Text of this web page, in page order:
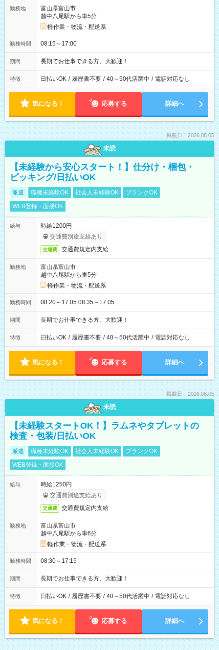
勤務地
富山県富山市
越中八尾駅から車5分
軽作業・物流・配送系
勤務時間 08:15～17:00
期間 長期でお仕事できる方、大歓迎！
特徴 日払いOK / 履歴書不要 / 40～50代活躍中 / 電話対応なし
気になる！ 応募する 詳細へ
掲載日：2026.08.05
未読
【未経験から安心スタート！】仕分け・梱包・
ピッキング/日払いOK
派遣 職種未経験OK 社会人未経験OK
ブランクOK
WEB登録・面接OK
給与
時給1200円
交通費別途支給あり
交通費 交通費規定内支給
勤務地
富山県富山市
越中八尾駅から車5分
軽作業・物流・配送系
勤務時間 08:20～17:05 08:35～17:05
期間 長期でお仕事できる方、大歓迎！
特徴 日払いOK / 履歴書不要 / 40～50代活躍中 / 電話対応なし
気になる！ 応募する 詳細へ
掲載日：2026.08.05
未読
【未経験スタートOK！】ラムネやタブレットの
検査・包装/日払いOK
派遣 職種未経験OK 社会人未経験OK
ブランクOK
WEB登録・面接OK
給与
時給1250円
交通費別途支給あり
交通費 交通費規定内支給
勤務地
富山県富山市
越中八尾駅から車6分
軽作業・物流・配送系
勤務時間 08:30～17:15
期間 長期でお仕事できる方、大歓迎！
特徴 日払いOK / 履歴書不要 / 40～50代活躍中 / 電話対応なし
気になる！ 応募する 詳細へ